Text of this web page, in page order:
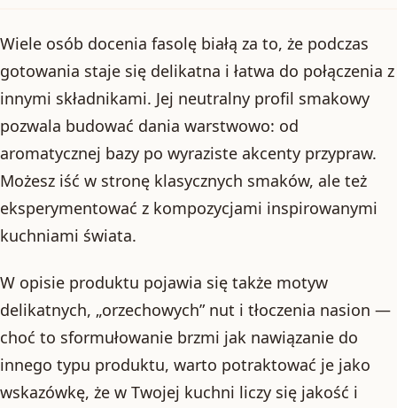
Wiele osób docenia fasolę białą za to, że podczas
gotowania staje się delikatna i łatwa do połączenia z
innymi składnikami. Jej neutralny profil smakowy
pozwala budować dania warstwowo: od
aromatycznej bazy po wyraziste akcenty przypraw.
Możesz iść w stronę klasycznych smaków, ale też
eksperymentować z kompozycjami inspirowanymi
kuchniami świata.
W opisie produktu pojawia się także motyw
delikatnych, „orzechowych” nut i tłoczenia nasion —
choć to sformułowanie brzmi jak nawiązanie do
innego typu produktu, warto potraktować je jako
wskazówkę, że w Twojej kuchni liczy się jakość i